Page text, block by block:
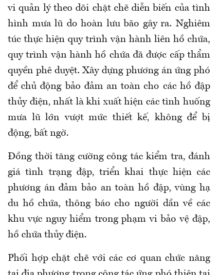
vi quản lý theo dõi chặt chẽ diễn biến của tình
hình mưa lũ do hoàn lưu bão gây ra. Nghiêm
túc thực hiện quy trình vận hành liên hồ chứa,
quy trình vận hành hồ chứa đã được cấp thẩm
quyền phê duyệt. Xây dựng phương án ứng phó
để chủ động bảo đảm an toàn cho các hồ đập
thủy điện, nhất là khi xuất hiện các tình huống
mưa lũ lớn vượt mức thiết kế, không để bị
động, bất ngờ.
Đồng thời tăng cường công tác kiểm tra, đánh
giá tình trạng đập, triển khai thực hiện các
phương án đảm bảo an toàn hồ đập, vùng hạ
du hồ chứa, thông báo cho người dần về các
khu vực nguy hiểm trong phạm vi bảo vệ đập,
hồ chứa thủy điện.
Phối hợp chặt chẽ với các cơ quan chức năng